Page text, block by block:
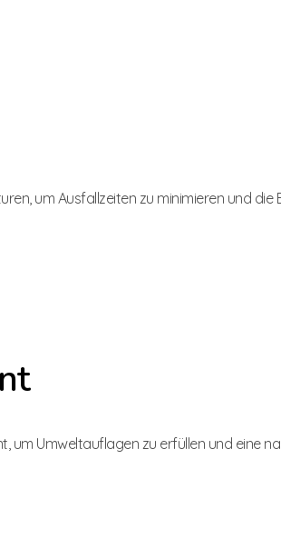
um Ausfallzeiten zu minimieren und
um Umweltauflagen zu erfüllen und eine